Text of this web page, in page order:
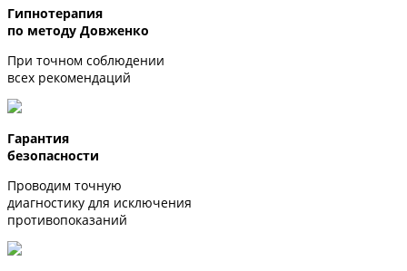
Гипнотерапия
по методу Довженко
При точном соблюдении
всех рекомендаций
Гарантия
безопасности
Проводим точную
диагностику для исключения
противопоказаний